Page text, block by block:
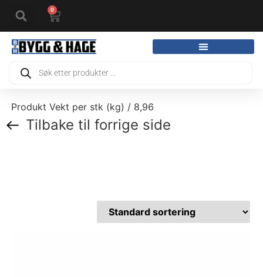
0
Produkt Vekt per stk (kg) / 8,96
Tilbake til forrige side